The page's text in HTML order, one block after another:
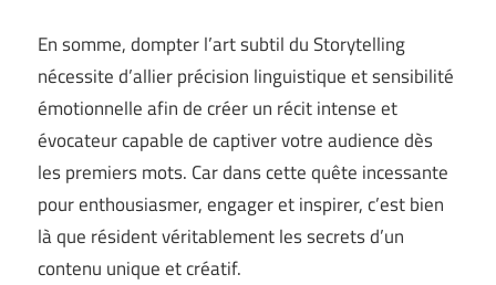
En somme, dompter l’art subtil du Storytelling
nécessite d’allier précision linguistique et sensibilité
émotionnelle afin de créer un récit intense et
évocateur capable de captiver votre audience dès
les premiers mots. Car dans cette quête incessante
pour enthousiasmer, engager et inspirer, c’est bien
là que résident véritablement les secrets d’un
contenu unique et créatif.